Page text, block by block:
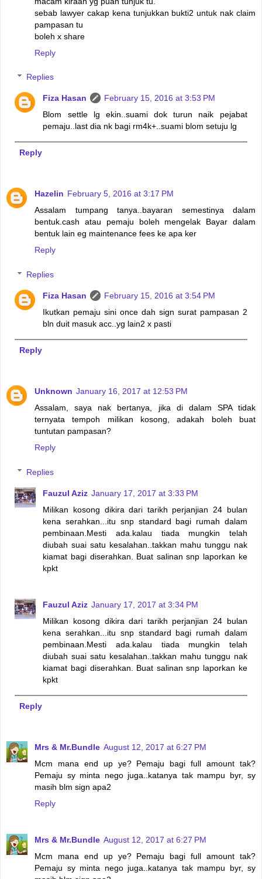
sebab lawyer cakap kena tunjukkan bukti2 untuk nak claim
pampasan tu
boleh x share
Reply
Replies
Fiza Hasan
February 15, 2016 at 3:53 PM
Blom settle lg ekin..suami dok turun naik pejabat
pemaju..last dia nk bagi rm4k+..suami blom setuju lg
Reply
Hazelin February 5, 2016 at 3:17 PM
Assalam tumpang tanya..bayaran semestinya dalam
bentuk.cash atau pemaju boleh mengelak Bayar dalam
bentuk lain eg maintenance fees ke apa ker
Reply
Replies
Fiza Hasan
February 15, 2016 at 3:54 PM
Ikutkan pemaju sini once dah sign surat pampasan 2
bln duit masuk acc..yg lain2 x pasti
Reply
Unknown January 16, 2017 at 12:53 PM
Assalam, saya nak bertanya, jika di dalam SPA tidak
ternyata tempoh milikan kosong, adakah boleh buat
tuntutan pampasan?
Reply
Replies
Fauzul Aziz January 17, 2017 at 3:33 PM
Milikan kosong dikira dari tarikh perjanjian 24 bulan
kena serahkan...itu snp standard bagi rumah dalam
pembinaan.Mesti ada.kalau tiada mungkin telah
diubah suai satu kesalahan..takkan mahu tunggu nak
kiamat bagi diserahkan. Buat salinan snp laporkan ke
kpkt
Fauzul Aziz January 17, 2017 at 3:34 PM
Milikan kosong dikira dari tarikh perjanjian 24 bulan
kena serahkan...itu snp standard bagi rumah dalam
pembinaan.Mesti ada.kalau tiada mungkin telah
diubah suai satu kesalahan..takkan mahu tunggu nak
kiamat bagi diserahkan. Buat salinan snp laporkan ke
kpkt
Reply
Mrs & Mr.Bundle August 12, 2017 at 6:27 PM
Mcm mana end up ye? Pemaju bagi full amount tak?
Pemaju sy minta nego juga..katanya tak mampu byr, sy
masih blm sign apa2
Reply
Mrs & Mr.Bundle August 12, 2017 at 6:27 PM
Mcm mana end up ye? Pemaju bagi full amount tak?
Pemaju sy minta nego juga..katanya tak mampu byr, sy